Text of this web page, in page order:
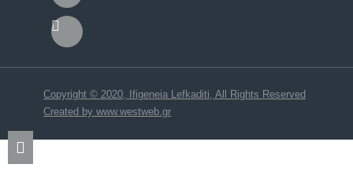
Copyright © 2020, Ifigeneia Lefkaditi, All Rights Reserved
Created by www.westweb.gr